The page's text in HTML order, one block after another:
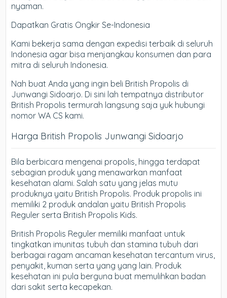
nyaman.
Dapatkan Gratis Ongkir Se-Indonesia
Kami bekerja sama dengan expedisi terbaik di seluruh
Indonesia agar bisa menjangkau konsumen dan para
mitra di seluruh Indonesia.
Nah buat Anda yang ingin beli British Propolis di
Junwangi Sidoarjo. Di sini lah tempatnya distributor
British Propolis termurah langsung saja yuk hubungi
nomor WA CS kami.
Harga British Propolis Junwangi Sidoarjo
Bila berbicara mengenai propolis, hingga terdapat
sebagian produk yang menawarkan manfaat
kesehatan alami. Salah satu yang jelas mutu
produknya yaitu British Propolis. Produk propolis ini
memiliki 2 produk andalan yaitu British Propolis
Reguler serta British Propolis Kids.
British Propolis Reguler memiliki manfaat untuk
tingkatkan imunitas tubuh dan stamina tubuh dari
berbagai ragam ancaman kesehatan tercantum virus,
penyakit, kuman serta yang yang lain. Produk
kesehatan ini pula berguna buat memulihkan badan
dari sakit serta kecapekan.